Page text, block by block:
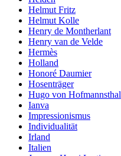
Helmut Fritz
Helmut Kolle
Henry de Montherlant
Henry van de Velde
Hermès
Holland
Honoré Daumier
Hosenträger
Hugo von Hofmannsthal
Ianva
Impressionismus
Individualität
Irland
Italien